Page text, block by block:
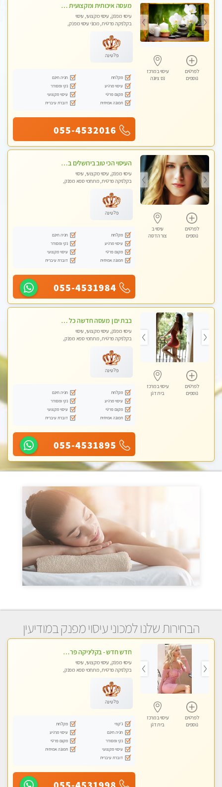
לפרטים
נוספים
עיסוי במרכז
נס ציונה
מעסה איכותית ומקצועית מאוד בראשון לציון
עיסוי מפנק, עיסוי מקצועי, עיסוי
בקלניקה פרטית, מכוני עיסוי מפנק,
פלטינה
מקלחת
חניה חינם
עיסוי מרגיע
נקי ומסודר
מקום פרטי
עיסוי מקצועי
תמונה אמיתית
דוברת עיברית
055-4532016
לפרטים
נוספים
עיסוי ב
צור הדסה
העיסוי הכי טוב בירושלים במרכז ירושלים GREEN -SPA מפנק מקצועי ומשחרר
עיסוי מפנק, עיסוי מקצועי, עיסוי
בקלניקה פרטית, מתחמי ספא מפנק,
פלטינה
מקלחת
חניה חינם
עיסוי מרגיע
נקי ומסודר
מקום פרטי
עיסוי מקצועי
תמונה אמיתית
דוברת עיברית
055-4531984
לפרטים
נוספים
עיסוי במרכז
בית דגן
בבת ים ן מעסה חדשה כל סוגי העיסויים מעסה מקצועית ואיכותית פרטי!!!
עיסוי מפנק, עיסוי מקצועי, עיסוי
בקלניקה פרטית, מתחמי ספא מפנק,
פלטינה
מקלחת
חניה חינם
עיסוי מרגיע
נקי ומסודר
מקום פרטי
עיסוי מקצועי
תמונה אמיתית
דוברת עיברית
055-4531895
הבחירות שלנו למכוני עיסוי מפנק במודיעין
לפרטים
נוספים
עיסוי במרכז
בית דגן
חדש חדש - בקליניקה פרטית בבת ים עיסוי לחידוש אנרגיות עיסוי מקצועי מומלץ מאוד ללא מין !!
עיסוי מפנק, עיסוי מקצועי, עיסוי
בקלניקה פרטית, מתחמי ספא מפנק,
פלטינה
ג'קוזי
מקלחת
חניה חינם
עיסוי מרגיע
נקי ומסודר
מקום פרטי
עיסוי מקצועי
תמונה אמיתית
דוברת עיברית